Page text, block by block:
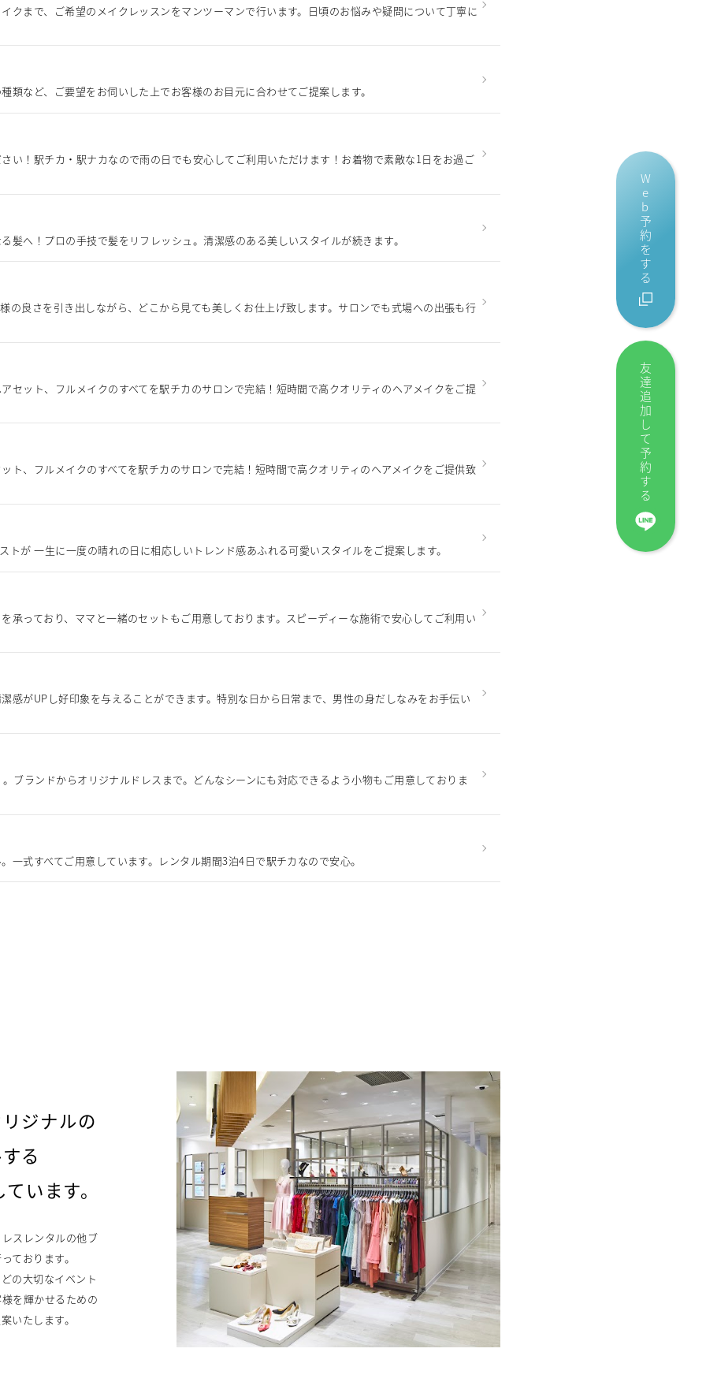
クまで、ご希望のメイクレッスンをマンツーマンで行います。日頃のお悩みや疑問について丁寧に
類など、ご要望をお伺いした上でお客様のお目元に合わせてご提案します。
い！駅チカ・駅ナカなので雨の日でも安心してご利用いただけます！お着物で素敵な1日をお過ご
髪へ！プロの手技で髪をリフレッシュ。清潔感のある美しいスタイルが続きます。
の良さを引き出しながら、どこから見ても美しくお仕上げ致します。サロンでも式場への出張も行
セット、フルメイクのすべてを駅チカのサロンで完結！短時間で高クオリティのヘアメイクをご提
ト、フルメイクのすべてを駅チカのサロンで完結！短時間で高クオリティのヘアメイクをご提供致
トが 一生に一度の晴れの日に相応しいトレンド感あふれる可愛いスタイルをご提案します。
承っており、ママと一緒のセットもご用意しております。スピーディーな施術で安心してご利用い
感がUPし好印象を与えることができます。特別な日から日常まで、男性の身だしなみをお手伝い
。ブランドからオリジナルドレスまで。どんなシーンにも対応できるよう小物もご用意しておりま
一式すべてご用意しています。レンタル期間3泊4日で駅チカなので安心。
ジナルの
る
います。
スレンタルの他ブ
ております。
の大切なイベント
を輝かせるための
いたします。
友達追加して予約する
Web予約をする